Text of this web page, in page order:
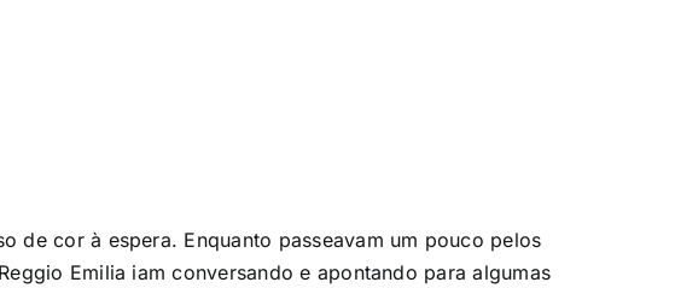
de cor à espera. Enquanto passeavam um pouco pelos
Emilia iam conversando e apontando para algumas